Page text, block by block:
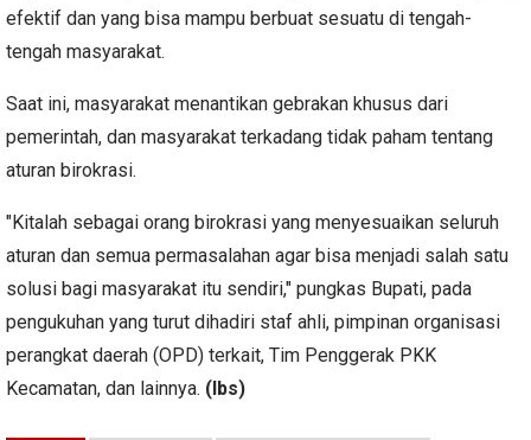
efektif dan yang bisa mampu berbuat sesuatu di tengah-
tengah masyarakat.
Saat ini, masyarakat menantikan gebrakan khusus dari
pemerintah, dan masyarakat terkadang tidak paham tentang
aturan birokrasi.
"Kitalah sebagai orang birokrasi yang menyesuaikan seluruh
aturan dan semua permasalahan agar bisa menjadi salah satu
solusi bagi masyarakat itu sendiri," pungkas Bupati, pada
pengukuhan yang turut dihadiri staf ahli, pimpinan organisasi
perangkat daerah (OPD) terkait, Tim Penggerak PKK
Kecamatan, dan lainnya. (lbs)